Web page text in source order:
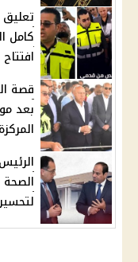
كامل
قصة
بعد
الصحة